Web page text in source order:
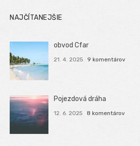
NAJČÍTANEJŠIE
obvod Cfar
21. 4. 2025 9 komentárov
Pojezdová dráha
12. 6. 2025 8 komentárov